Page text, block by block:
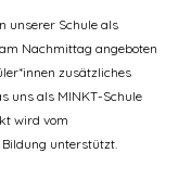
unserer Schule als
Nachmittag angeboten
zusätzliches
uns als MINKT-Schule
wird vom
unterstützt.